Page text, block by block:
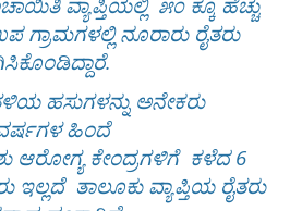
ನೂರಾರು ರೈತರು
ಹಸುಗಳನ್ನು ಅನೇಕರು
ವರ್ಷಗಳ ಹಿಂದೆ
ಆರೋಗ್ಯ ಕೇಂದ್ರಗಳಿಗೆ ಕಳೆದ 6
ಇಲ್ಲದೆ ತಾಲೂಕು ವ್ಯಾಪ್ತಿಯ ರೈತರು